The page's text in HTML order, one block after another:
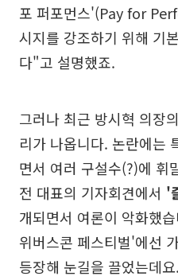
포 퍼포먼스'(Pay for
시지를 강조하기 위해 기
다"고 설명했죠.
그러나 최근 방시혁 의장
리가 나옵니다. 논란에는
면서 여러 구설수(?)에 휘
전 대표의 기자회견에서 '
개되면서 여론이 악화했
위버스콘 페스티벌'에선
등장해 눈길을 끌었는데